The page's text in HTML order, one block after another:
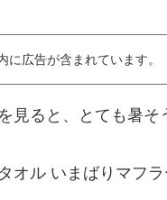
に広告が含まれています。
ると、とても暑そ
オル いまばりマフ